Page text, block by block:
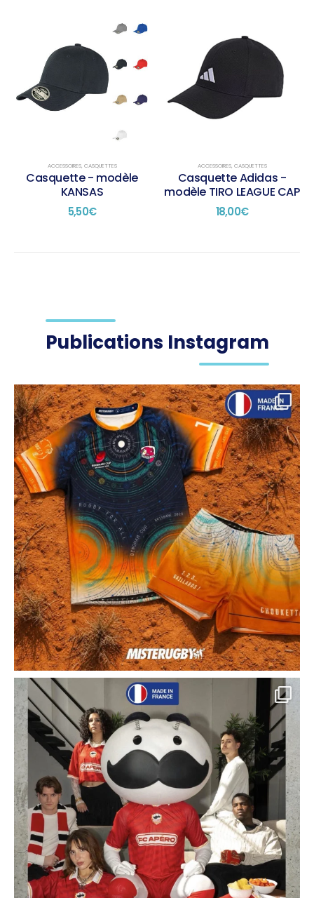
ACCESSOIRES, CASQUETTES
Casquette - modèle
KANSAS
5,50€
ACCESSOIRES, CASQUETTES
Casquette Adidas -
modèle TIRO LEAGUE CAP
18,00€
Publications Instagram